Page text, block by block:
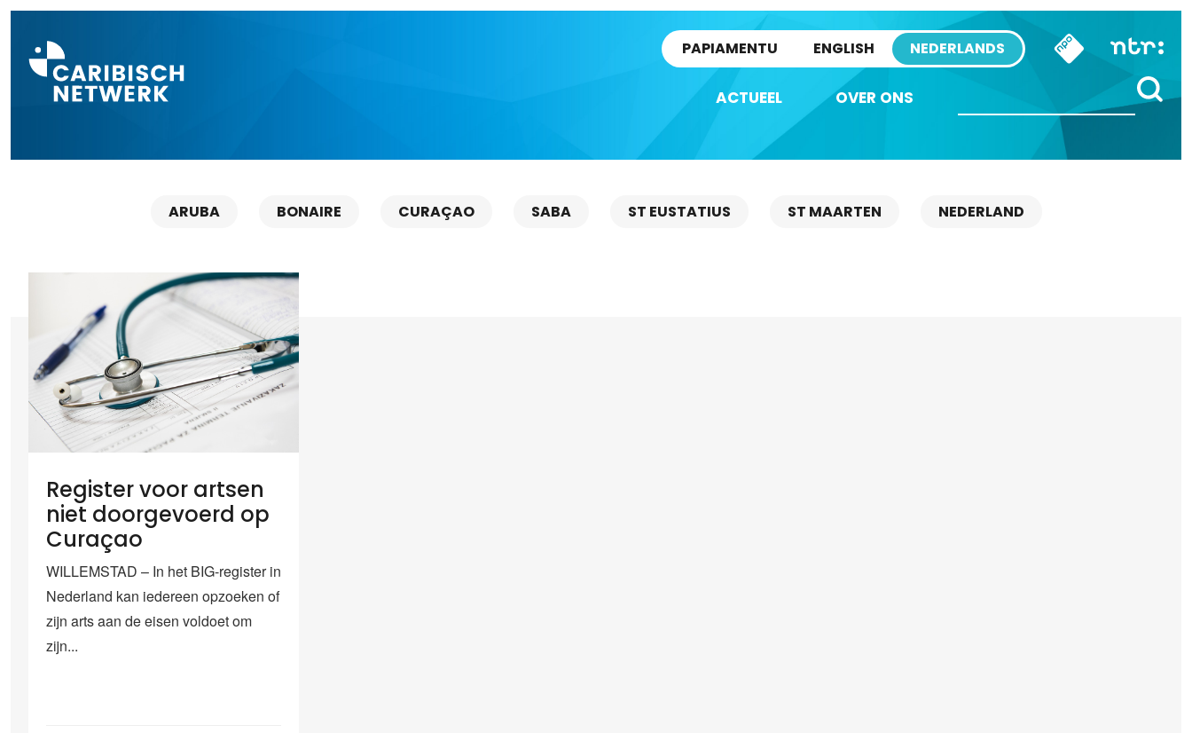
PAPIAMENTU ENGLISH NEDERLANDS
ACTUEEL OVER ONS
ARUBA BONAIRE CURAÇAO SABA ST EUSTATIUS ST MAARTEN NEDERLAND
Register voor artsen
niet doorgevoerd op
Curaçao
WILLEMSTAD – In het BIG-register in
Nederland kan iedereen opzoeken of
zijn arts aan de eisen voldoet om
zijn...